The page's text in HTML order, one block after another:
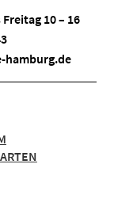
10 – 16
hamburg.de